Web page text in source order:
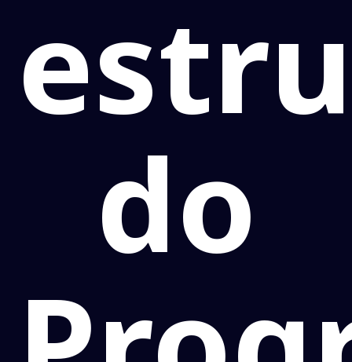
do